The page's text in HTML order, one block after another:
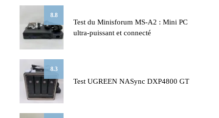
8.8
Test du Minisforum MS-A2 : Mini PC
ultra-puissant et connecté
8.3
Test UGREEN NASync DXP4800 GT